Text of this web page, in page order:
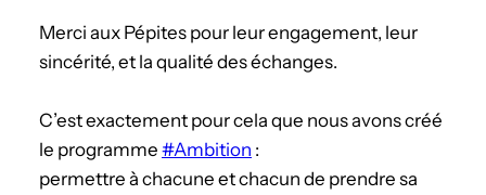
Merci aux Pépites pour leur engagement, leur
sincérité, et la qualité des échanges.
C’est exactement pour cela que nous avons créé
le programme #Ambition :
permettre à chacune et chacun de prendre sa